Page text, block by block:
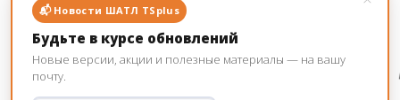
клиентов
📬 Новости ШАТЛ TSplus
Будьте в курсе обновлений
Новые версии, акции и полезные материалы — на вашу
почту.